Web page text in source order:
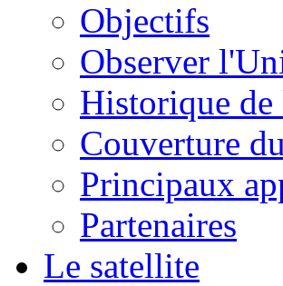
Objectifs
Observer
Historique
Couverture
Principaux
Partenaires
Le satellite